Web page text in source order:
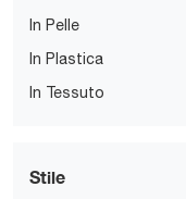
In Pelle
In Plastica
In Tessuto
Stile